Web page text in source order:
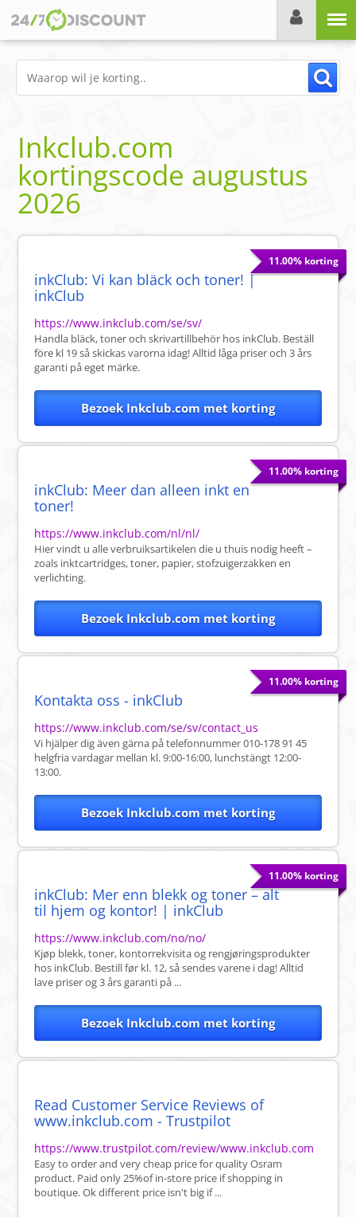
Inkclub.com
kortingscode augustus
2026
11.00% korting
inkClub: Vi kan bläck och toner! |
inkClub
https://www.inkclub.com/se/sv/
Handla bläck, toner och skrivartillbehör hos inkClub. Beställ
före kl 19 så skickas varorna idag! Alltid låga priser och 3 års
garanti på eget märke.
Bezoek Inkclub.com met korting
11.00% korting
inkClub: Meer dan alleen inkt en
toner!
https://www.inkclub.com/nl/nl/
Hier vindt u alle verbruiksartikelen die u thuis nodig heeft –
zoals inktcartridges, toner, papier, stofzuigerzakken en
verlichting.
Bezoek Inkclub.com met korting
11.00% korting
Kontakta oss - inkClub
https://www.inkclub.com/se/sv/contact_us
Vi hjälper dig även gärna på telefonnummer 010-178 91 45
helgfria vardagar mellan kl. 9:00-16:00, lunchstängt 12:00-
13:00.
Bezoek Inkclub.com met korting
11.00% korting
inkClub: Mer enn blekk og toner – alt
til hjem og kontor! | inkClub
https://www.inkclub.com/no/no/
Kjøp blekk, toner, kontorrekvisita og rengjøringsprodukter
hos inkClub. Bestill før kl. 12, så sendes varene i dag! Alltid
lave priser og 3 års garanti på ...
Bezoek Inkclub.com met korting
Read Customer Service Reviews of
www.inkclub.com - Trustpilot
https://www.trustpilot.com/review/www.inkclub.com
Easy to order and very cheap price for quality Osram
product. Paid only 25%of in-store price if shopping in
boutique. Ok different price isn't big if ...